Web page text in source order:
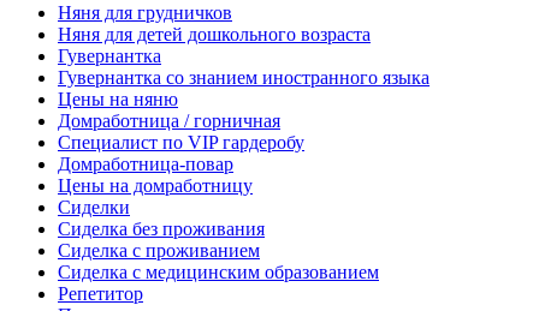
Няня для грудничков
Няня для детей дошкольного возраста
Гувернантка
Гувернантка со знанием иностранного языка
Цены на няню
Домработница / горничная
Cпециалист по VIP гардеробу
Домработница-повар
Цены на домработницу
Сиделки
Сиделка без проживания
Сиделка с проживанием
Сиделка с медицинским образованием
Репетитор